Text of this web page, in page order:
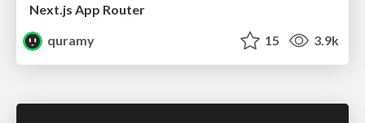
Next.js App Router
quramy
15 3.9k